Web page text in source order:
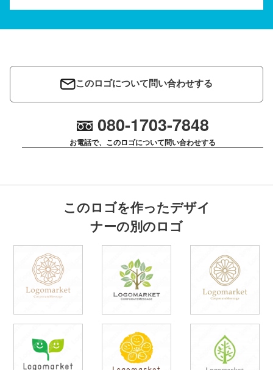
このロゴについて問い合わせする
080-1703-7848
お電話で、このロゴについて問い合わせする
このロゴを作ったデザイ
ナーの別のロゴ